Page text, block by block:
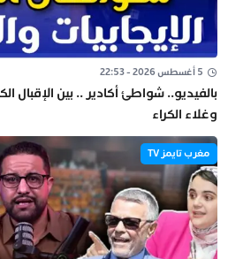
5 أغسطس 2026 - 22:53
بالفيديو.. شواطئ أكادير .. بين الإقبال
وغلاء الكراء
مغرب تايمز TV